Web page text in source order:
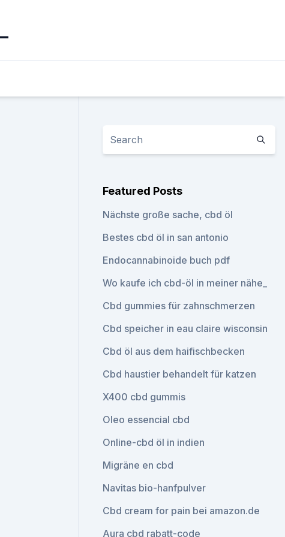
Featured Posts
Nächste große sache, cbd öl
Bestes cbd öl in san antonio
Endocannabinoide buch pdf
Wo kaufe ich cbd-öl in meiner nähe_
Cbd gummies für zahnschmerzen
Cbd speicher in eau claire wisconsin
Cbd öl aus dem haifischbecken
Cbd haustier behandelt für katzen
X400 cbd gummis
Oleo essencial cbd
Online-cbd öl in indien
Migräne en cbd
Navitas bio-hanfpulver
Cbd cream for pain bei amazon.de
Aura cbd rabatt-code